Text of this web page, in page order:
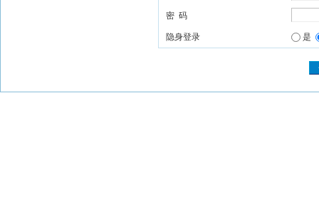
密 码
隐身登录 是